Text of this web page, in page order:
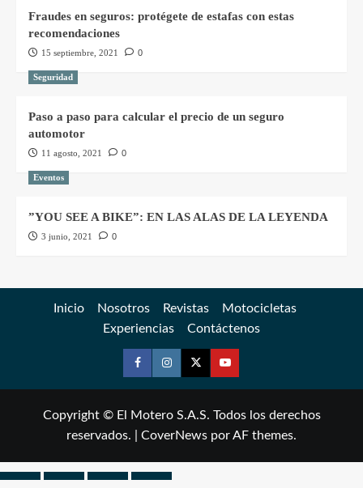
Fraudes en seguros: protégete de estafas con estas
recomendaciones
15 septiembre, 2021 0
Seguridad
Paso a paso para calcular el precio de un seguro
automotor
11 agosto, 2021 0
Eventos
”YOU SEE A BIKE”: EN LAS ALAS DE LA LEYENDA
3 junio, 2021 0
Inicio Nosotros Revistas
Motocicletas
Experiencias
Contáctenos
Copyright © El Motero S.A.S. Todos los derechos
reservados.
CoverNews por AF themes.